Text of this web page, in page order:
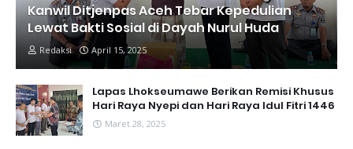
Kanwil Ditjenpas Aceh Tebar Kepedulian
Lewat Bakti Sosial di Dayah Nurul Huda
Redaksi April 15, 2025
Lapas Lhokseumawe Berikan Remisi Khusus
Hari Raya Nyepi dan Hari Raya Idul Fitri 1446
Maret 28, 2025